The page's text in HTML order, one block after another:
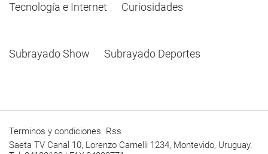
Tecnología e Internet
Curiosidades
Subrayado Show Subrayado Deportes
Terminos y condiciones Rss
Saeta TV Canal 10, Lorenzo Carnelli 1234, Montevido, Uruguay.